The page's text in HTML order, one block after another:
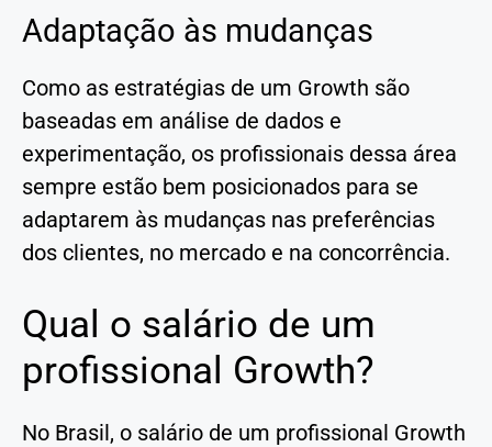
Adaptação às mudanças
Como as estratégias de um Growth são
baseadas em análise de dados e
experimentação, os profissionais dessa área
sempre estão bem posicionados para se
adaptarem às mudanças nas preferências
dos clientes, no mercado e na concorrência.
Qual o salário de um
profissional Growth?
No Brasil, o salário de um profissional Growth